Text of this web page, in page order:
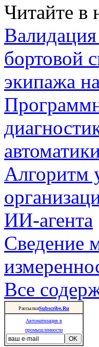
Читайте в
бортовой
экипажа
Алгоритм
ИИ-агента
Сведение
Все
РассылкиSubscribe.Ru
Автоматизация в
промышленности